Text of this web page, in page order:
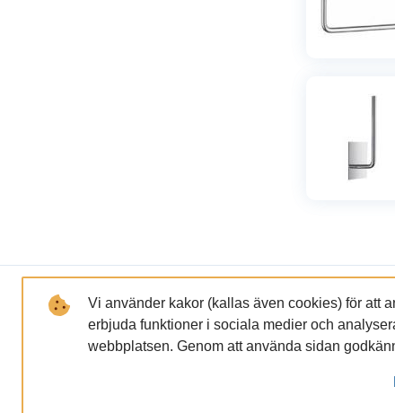
LÄNKAR
GDPR och Integritetspolicy
FÖRETAGET
Om oss
Vi använder kakor (kallas även cookies) för att
erbjuda funktioner i sociala medier och
webbplatsen. Genom att använda sidan